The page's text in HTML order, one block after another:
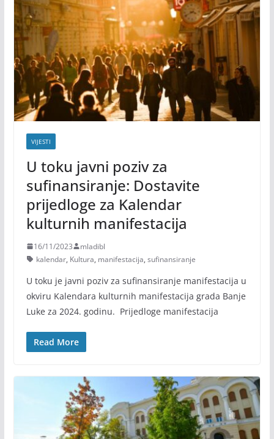
VIJESTI
U toku javni poziv za
sufinansiranje: Dostavite
prijedloge za Kalendar
kulturnih manifestacija
16/11/2023
mladibl
kalendar, Kultura, manifestacija, sufinansiranje
U toku je javni poziv za sufinansiranje manifestacija u
okviru Kalendara kulturnih manifestacija grada Banje
Luke za 2024. godinu. Prijedloge manifestacija
Read More